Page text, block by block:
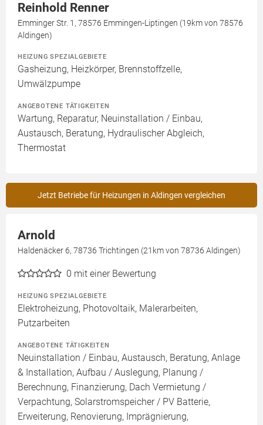
Reinhold Renner
Emminger Str. 1, 78576 Emmingen-Liptingen (19km von 78576
Aldingen)
HEIZUNG SPEZIALGEBIETE
Gasheizung, Heizkörper, Brennstoffzelle,
Umwälzpumpe
ANGEBOTENE TÄTIGKEITEN
Wartung, Reparatur, Neuinstallation / Einbau,
Austausch, Beratung, Hydraulischer Abgleich,
Thermostat
Jetzt Betriebe für Heizungen in Aldingen vergleichen
Arnold
Haldenäcker 6, 78736 Trichtingen (21km von 78736 Aldingen)
0 mit einer Bewertung
HEIZUNG SPEZIALGEBIETE
Elektroheizung, Photovoltaik, Malerarbeiten,
Putzarbeiten
ANGEBOTENE TÄTIGKEITEN
Neuinstallation / Einbau, Austausch, Beratung, Anlage
& Installation, Aufbau / Auslegung, Planung /
Berechnung, Finanzierung, Dach Vermietung /
Verpachtung, Solarstromspeicher / PV Batterie,
Erweiterung, Renovierung, Imprägnierung,